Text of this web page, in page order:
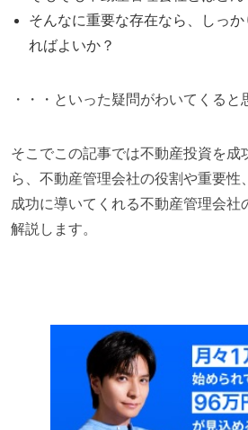
そんなに重要な存在なら、しっ
ればよいか？
・・・といった疑問がわいてくると
そこでこの記事では不動産投資を成
ら、不動産管理会社の役割や重要性
成功に導いてくれる不動産管理会社
解説します。